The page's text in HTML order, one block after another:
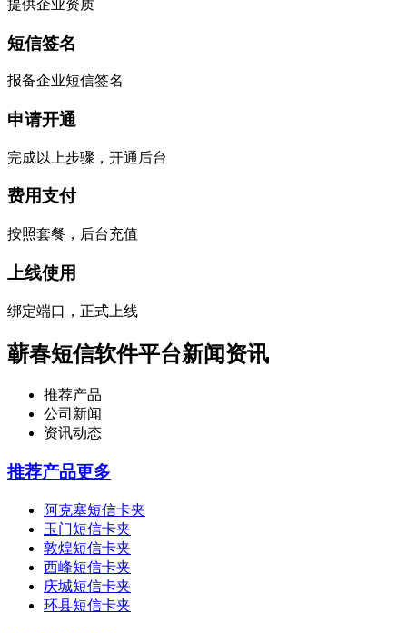
提供企业资质
短信签名
报备企业短信签名
申请开通
完成以上步骤，开通后台
费用支付
按照套餐，后台充值
上线使用
绑定端口，正式上线
蕲春短信软件平台新闻资讯
推荐产品
公司新闻
资讯动态
推荐产品更多
阿克塞短信卡夹
玉门短信卡夹
敦煌短信卡夹
西峰短信卡夹
庆城短信卡夹
环县短信卡夹